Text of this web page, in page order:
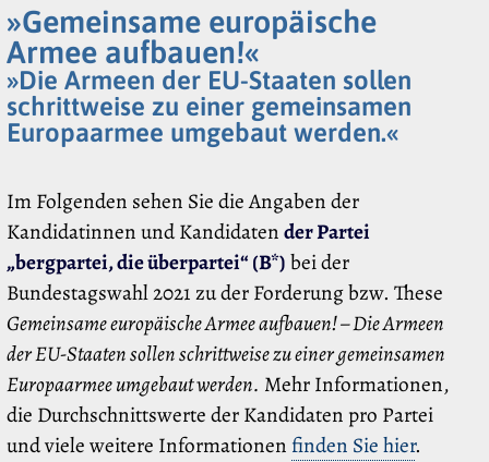
»Gemeinsame europäische
Armee aufbauen!«
»Die Armeen der EU-Staaten sollen
schrittweise zu einer gemeinsamen
Europaarmee umgebaut werden.«
Im Folgenden sehen Sie die Angaben der
Kandidatinnen und Kandidatender Partei
„bergpartei, die überpartei“ (B*)bei der
Bundestagswahl 2021 zu der Forderung bzw. These
Gemeinsame europäische Armee aufbauen! – Die Armeen
der EU-Staaten sollen schrittweise zu einer gemeinsamen
Europaarmee umgebaut werden. Mehr Informationen,
die Durchschnittswerte der Kandidaten pro Partei
und viele weitere Informationen finden Sie hier.